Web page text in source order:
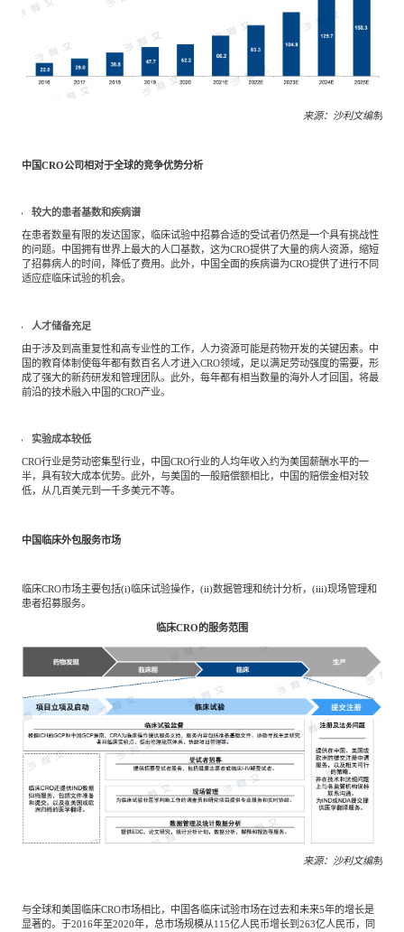
来源：沙利文编制
中国CRO公司相对于全球的竞争优势分析
较大的患者基数和疾病谱
在患者数量有限的发达国家，临床试验中招募合适的受试者仍然是一个具有挑战性
的问题。中国拥有世界上最大的人口基数，这为CRO提供了大量的病人资源，缩短
了招募病人的时间，降低了费用。此外，中国全面的疾病谱为CRO提供了进行不同
适应症临床试验的机会。
人才储备充足
由于涉及到高重复性和高专业性的工作，人力资源可能是药物开发的关键因素。中
国的教育体制使每年都有数百名人才进入CRO领域，足以满足劳动强度的需要，形
成了强大的新药研发和管理团队。此外，每年都有相当数量的海外人才回国，将最
前沿的技术融入中国的CRO产业。
实验成本较低
CRO行业是劳动密集型行业，中国CRO行业的人均年收入约为美国薪酬水平的一
半，具有较大成本优势。此外，与美国的一般赔偿额相比，中国的赔偿金相对较
低，从几百美元到一千多美元不等。
中国临床外包服务市场
临床CRO市场主要包括(i)临床试验操作，(ii)数据管理和统计分析，(iii)现场管理和
患者招募服务。
临床CRO的服务范围
来源：沙利文编制
与全球和美国临床CRO市场相比，中国各临床试验市场在过去和未来5年的增长是
显著的。于2016年至2020年，总市场规模从115亿人民币增长到263亿人民币，同